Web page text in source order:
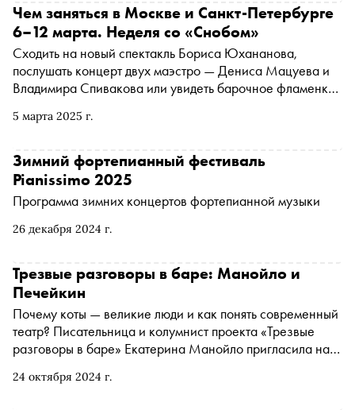
России
5 марта 2025 г.
Чем заняться в Москве и Санкт-Петербурге
6–12 марта. Неделя со «Снобом»
Сходить на новый спектакль Бориса Юхананова,
послушать концерт двух маэстро — Дениса Мацуева и
Владимира Спивакова или увидеть барочное фламенко.
ближайшей неделе
26 декабря 2024 г.
Зимний фортепианный фестиваль
Pianissimo 2025
Программа зимних концертов фортепианной музыки
24 октября 2024 г.
Трезвые разговоры в баре: Манойло и
Печейкин
Почему коты — великие люди и как понять современный
театр? Писательница и колумнист проекта «Трезвые
разговоры в баре» Екатерина Манойло пригласила на
Печейкина. Стенограмма разговора содержит анализ